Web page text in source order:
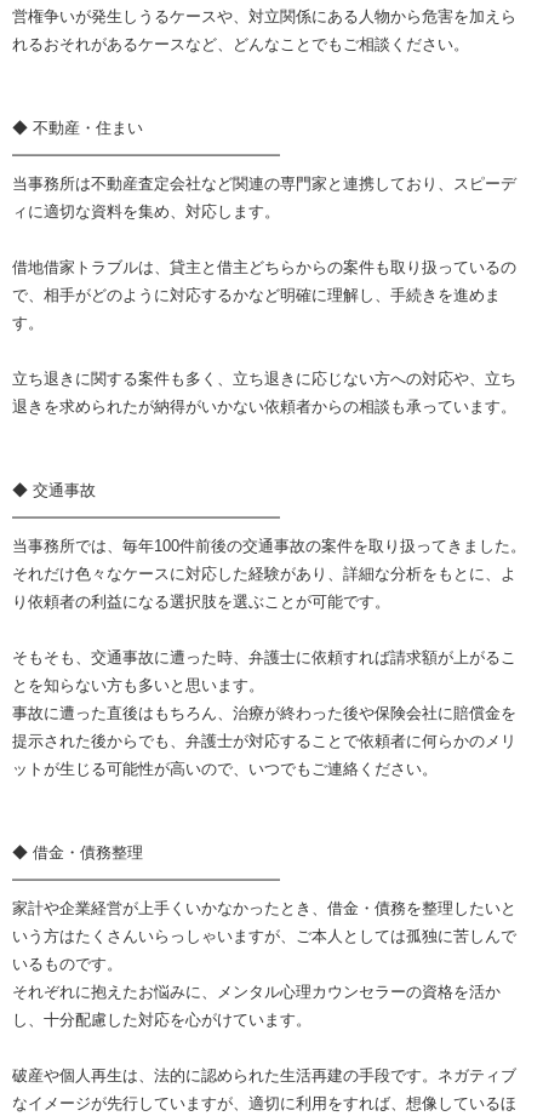
営権争いが発生しうるケースや、対立関係にある人物から危害を加えら
れるおそれがあるケースなど、どんなことでもご相談ください。
◆ 不動産・住まい
━━━━━━━━━━━━━━━━━
当事務所は不動産査定会社など関連の専門家と連携しており、スピーデ
ィに適切な資料を集め、対応します。
借地借家トラブルは、貸主と借主どちらからの案件も取り扱っているの
で、相手がどのように対応するかなど明確に理解し、手続きを進めま
す。
立ち退きに関する案件も多く、立ち退きに応じない方への対応や、立ち
退きを求められたが納得がいかない依頼者からの相談も承っています。
◆ 交通事故
━━━━━━━━━━━━━━━━━
当事務所では、毎年100件前後の交通事故の案件を取り扱ってきました。
それだけ色々なケースに対応した経験があり、詳細な分析をもとに、よ
り依頼者の利益になる選択肢を選ぶことが可能です。
そもそも、交通事故に遭った時、弁護士に依頼すれば請求額が上がるこ
とを知らない方も多いと思います。
事故に遭った直後はもちろん、治療が終わった後や保険会社に賠償金を
提示された後からでも、弁護士が対応することで依頼者に何らかのメリ
ットが生じる可能性が高いので、いつでもご連絡ください。
◆ 借金・債務整理
━━━━━━━━━━━━━━━━━
家計や企業経営が上手くいかなかったとき、借金・債務を整理したいと
いう方はたくさんいらっしゃいますが、ご本人としては孤独に苦しんで
いるものです。
それぞれに抱えたお悩みに、メンタル心理カウンセラーの資格を活か
し、十分配慮した対応を心がけています。
破産や個人再生は、法的に認められた生活再建の手段です。ネガティブ
なイメージが先行していますが、適切に利用をすれば、想像しているほ